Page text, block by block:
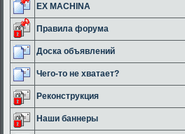
EX MACHINA
Правила форума
Доска объявлений
Чего-то не хватает?
Реконструкция
Наши баннеры